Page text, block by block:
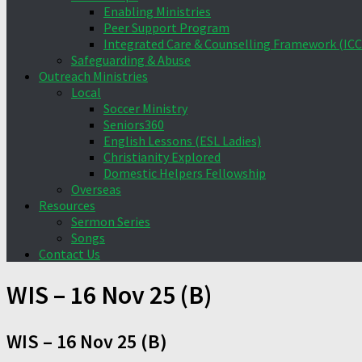
Enabling Ministries
Peer Support Program
Integrated Care & Counselling Framework
Safeguarding & Abuse
Outreach Ministries
Local
Soccer Ministry
Seniors360
English Lessons (ESL Ladies)
Christianity Explored
Domestic Helpers Fellowship
Overseas
Resources
Sermon Series
Songs
Contact Us
WIS – 16 Nov 25 (B)
WIS – 16 Nov 25 (B)